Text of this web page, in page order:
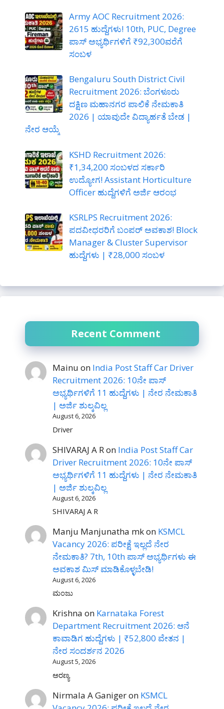
Army AOC Recruitment 2026:
2615 ಹುದ್ದೆಗಳು! 10th, PUC, Degree
ಪಾಸ್ ಅಭ್ಯರ್ಥಿಗಳಿಗೆ ₹92,300ವರೆಗೆ
ಸಂಬಳ
Bengaluru South District Civil
Recruitment 2026: ಬೆಂಗಳೂರು
ದಕ್ಷಿಣ ಮಹಾನಗರ ಪಾಲಿಕೆ ನೇಮಕಾತಿ
2026 | ಯಾವುದೇ ವಿದ್ಯಾರ್ಹತೆ ಬೇಡ |
ನೇರ ಆಯ್ಕೆ
KSHD Recruitment 2026:
₹1,34,200 ಸಂಬಳದ ಸರ್ಕಾರಿ
ಉದ್ಯೋಗ! Assistant Horticulture
Officer ಹುದ್ದೆಗಳಿಗೆ ಅರ್ಜಿ ಆರಂಭ
KSRLPS Recruitment 2026:
ಪದವೀಧರರಿಗೆ ಬಂಪರ್ ಅವಕಾಶ! Block
Manager & Cluster Supervisor
ಹುದ್ದೆಗಳು | ₹28,000 ಸಂಬಳ
Recent Comment
Mainu on India Post Staff Car Driver
Recruitment 2026: 10ನೇ ಪಾಸ್
ಅಭ್ಯರ್ಥಿಗಳಿಗೆ 11 ಹುದ್ದೆಗಳು | ನೇರ ನೇಮಕಾತಿ
| ಅರ್ಜಿ ಶುಲ್ಕವಿಲ್ಲ
August 6, 2026
Driver
SHIVARAJ A Ron India Post Staff Car
Driver Recruitment 2026: 10ನೇ ಪಾಸ್
ಅಭ್ಯರ್ಥಿಗಳಿಗೆ 11 ಹುದ್ದೆಗಳು | ನೇರ ನೇಮಕಾತಿ
| ಅರ್ಜಿ ಶುಲ್ಕವಿಲ್ಲ
August 6, 2026
SHIVARAJ A R
Manju Manjunatha mkon KSMCL
Vacancy 2026: ಪರೀಕ್ಷೆ ಇಲ್ಲದೆ ನೇರ
ನೇಮಕಾತಿ? 7th, 10th ಪಾಸ್ ಅಭ್ಯರ್ಥಿಗಳು ಈ
ಅವಕಾಶ ಮಿಸ್ ಮಾಡಿಕೊಳ್ಳಬೇಡಿ!
August 6, 2026
ಮಂಜು
Krishna on Karnataka Forest
Department Recruitment 2026: ಆನೆ
ಕಾವಾಡಿಗ ಹುದ್ದೆಗಳು | ₹52,800 ವೇತನ |
ನೇರ ಸಂದರ್ಶನ 2026
August 5, 2026
ಅರಣ್ಯ
Nirmala A Ganigeron KSMCL